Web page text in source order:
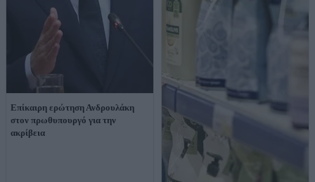
Επίκαιρη ερώτηση Ανδρουλάκη
στον πρωθυπουργό για την
ακρίβεια